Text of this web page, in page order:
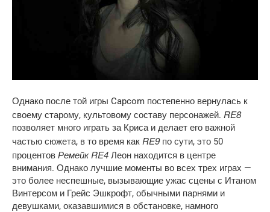
Однако после той игры Capcom постепенно вернулась к
своему старому, культовому составу персонажей. RE8
позволяет много играть за Криса и делает его важной
частью сюжета, в то время как RE9 по сути, это 50
процентов Ремейк RE4 Леон находится в центре
внимания. Однако лучшие моменты во всех трех играх —
это более неспешные, вызывающие ужас сцены с Итаном
Винтерсом и Грейс Эшкрофт, обычными парнями и
девушками, оказавшимися в обстановке, намного